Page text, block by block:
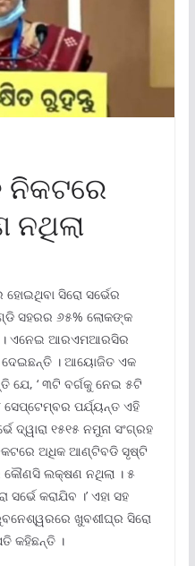
ନିକଟରେ
ସିରୋ ସର୍ଭେର
ସହରର ୬୫% ଲୋକଙ୍କ
ଏନେଇ ଆରଏମଆରସିର
ଦେଇଛନ୍ତି । ଆୟୋଜିତ ଏକ
ଯେ, ‘ ୩ଟି ବର୍ଗକୁ ନେଇ ୫ଟି
ସେପ୍ଟେମ୍ବର ପର୍ଯ୍ୟନ୍ତ ଏହି
ଦ୍ୱାରା ୧୫୧୫ ନମୁନା ସଂଗ୍ରହ
ଅଧିକ ଆଣ୍ଟିବଡି ସୃଷ୍ଟି
ଲକ୍ଷଣ ନଥିଲା । ୫
କରାଯିବ ।’ ଏହା ସହ
ଖୁବଶୀଘ୍ର ସିରୋ
କହିଛନ୍ତି ।